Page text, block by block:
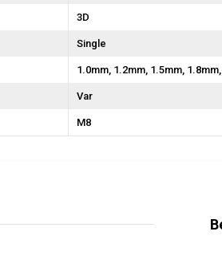
3D
Single
1.0mm 1.2mm 1.5mm 1.8mm
Var
M8